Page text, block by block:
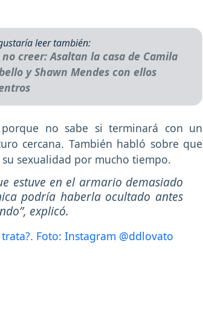
leer también:
no creer: Asaltan la casa de Camila
y Shawn Mendes con ellos
no sabe si terminará con un
cercana. También habló sobre que
sexualidad por mucho tiempo.
estuve en el armario demasiado
podría haberla ocultado antes
, explicó.